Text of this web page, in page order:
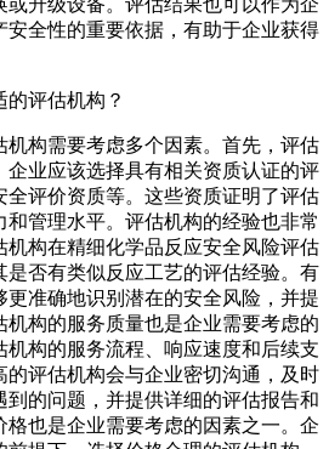
升级设备。评估结果也可以作为企
安全性的重要依据，有助于企业获得
的评估机构？
机构需要考虑多个因素。首先，评估
企业应该选择具有相关资质认证的评
全评价资质等。这些资质证明了评估
管理水平。评估机构的经验也非常
机构在精细化学品反应安全风险评估
是否有类似反应工艺的评估经验。有
准确地识别潜在的安全风险，并提
构的服务质量也是企业需要考虑的
机构的服务流程、响应速度和后续支
的评估机构会与企业密切沟通，及时
的问题，并提供详细的评估报告和
也是企业需要考虑的因素之一。企